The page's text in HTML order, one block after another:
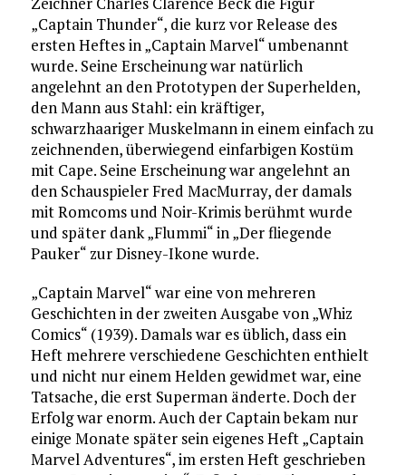
„Captain Thunder“, die kurz vor Release des
ersten Heftes in „Captain Marvel“ umbenannt
wurde. Seine Erscheinung war natürlich
angelehnt an den Prototypen der Superhelden,
den Mann aus Stahl: ein kräftiger,
schwarzhaariger Muskelmann in einem einfach zu
zeichnenden, überwiegend einfarbigen Kostüm
mit Cape. Seine Erscheinung war angelehnt an
den Schauspieler Fred MacMurray, der damals
mit Romcoms und Noir-Krimis berühmt wurde
und später dank „Flummi“ in „Der fliegende
Pauker“ zur Disney-Ikone wurde.
„Captain Marvel“ war eine von mehreren
Geschichten in der zweiten Ausgabe von „Whiz
Comics“ (1939). Damals war es üblich, dass ein
Heft mehrere verschiedene Geschichten enthielt
und nicht nur einem Helden gewidmet war, eine
Tatsache, die erst Superman änderte. Doch der
Erfolg war enorm. Auch der Captain bekam nur
einige Monate später sein eigenes Heft „Captain
Marvel Adventures“, im ersten Heft geschrieben